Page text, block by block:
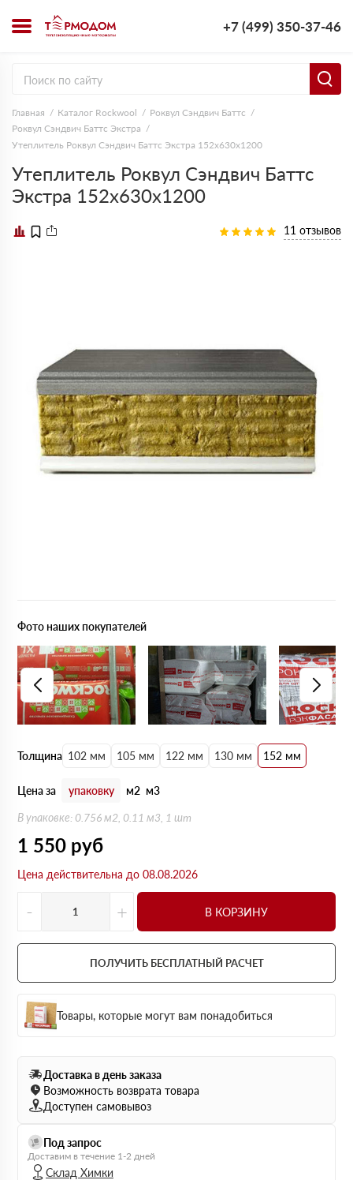
+7 (499) 350-37-46
Главная Каталог Rockwool
Роквул Сэндвич Баттс
Роквул Сэндвич Баттс Экстра
Утеплитель Роквул Сэндвич Баттс Экстра 152х630х1200
Утеплитель Роквул Сэндвич Баттс
Экстра 152х630х1200
11 отзывов
Толщина 102 мм 105 мм 122 мм 130 мм 152 мм
Цена за упаковку м2 м3
В упаковке: 0.756 м2, 0.11 м3, 1 шт
1 550 руб
Цена действительна до 08.08.2026
- + В КОРЗИНУ
ПОЛУЧИТЬ БЕСПЛАТНЫЙ РАСЧЕТ
Товары, которые могут вам понадобиться
Доставка в день заказа
Возможность возврата товара
Доступен самовывоз
Под запрос
Доставим в течение 1-2 дней
Склад Химки
Фото наших покупателей